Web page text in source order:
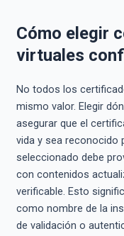
Cómo elegir
virtuales
No todos los
mismo valor. Elegir
asegurar que el
vida y sea reconocido
seleccionado debe
con contenidos
verificable. Esto
como nombre de la
de validación o